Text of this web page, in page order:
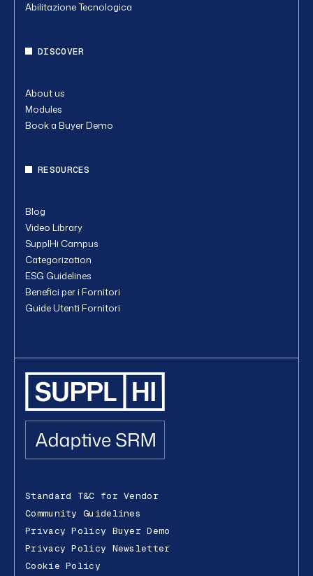
Standard T&C for Vendor
Community Guidelines
Privacy Policy Buyer Demo
Privacy Policy Newsletter
Cookie Policy
Abilitazione Tecnologica
DISCOVER
About us
Modules
Book a Buyer Demo
RESOURCES
Blog
Video Library
SupplHi Campus
Categorization
ESG Guidelines
Benefici per i Fornitori
Guide Utenti Fornitori